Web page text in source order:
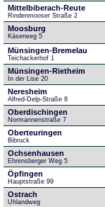
Mittelbiberach-Reute
Rindenmooser Straße 2
Moosburg
Käserweg 5
Münsingen-Bremelau
Teichackerhof 1
Münsingen-Rietheim
In der Lise 20
Neresheim
Alfred-Delp-Straße 8
Oberdischingen
Normannenstraße 7
Oberteuringen
Bibruck
Ochsenhausen
Ehrensberger Weg 5
Öpfingen
Hauptstraße 99
Ostrach
Uhlandweg